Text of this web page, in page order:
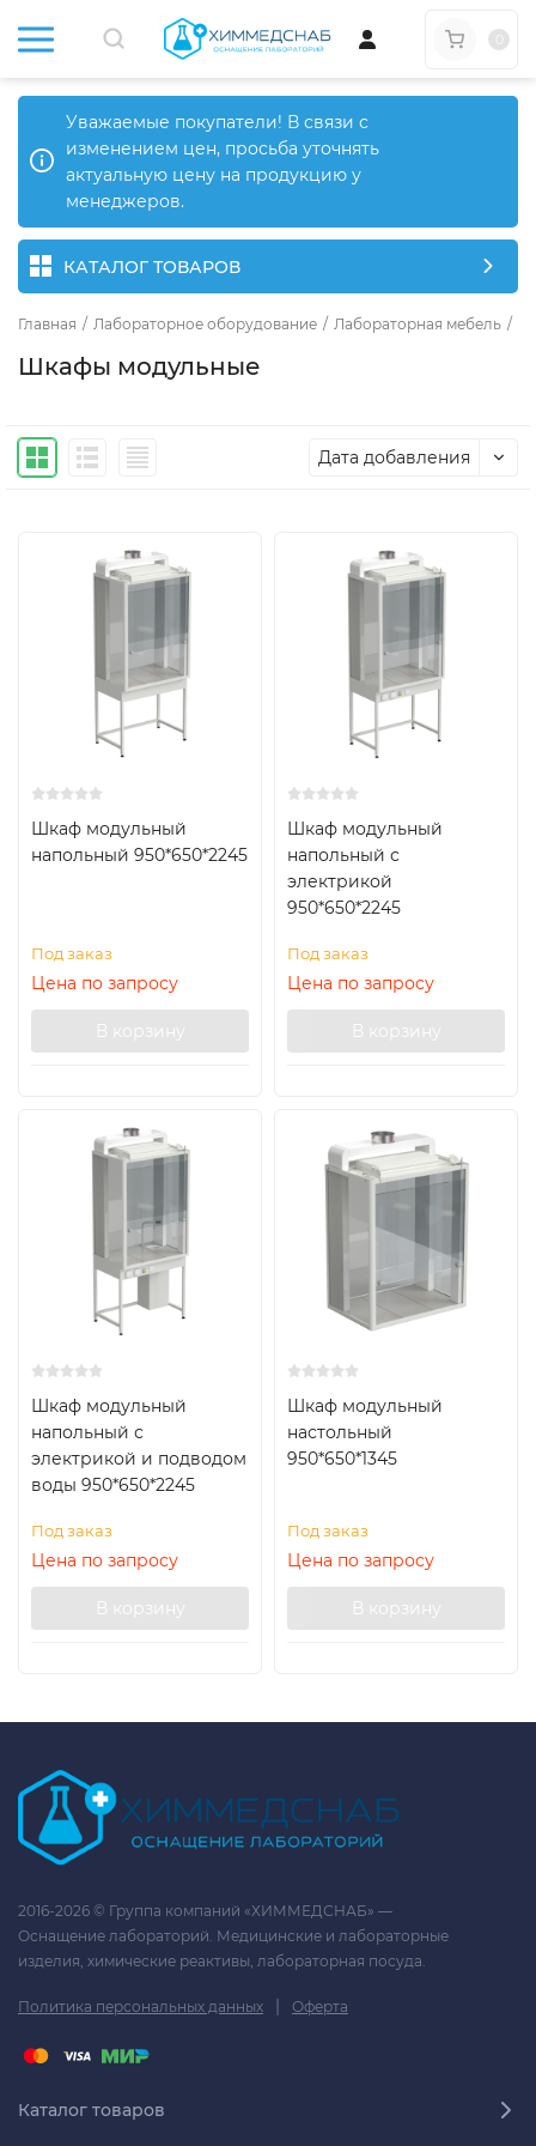
Уважаемые покупатели! В связи с
изменением цен, просьба уточнять
актуальную цену на продукцию у
менеджеров.
КАТАЛОГ ТОВАРОВ
Главная / Лабораторное оборудование / Лабораторная мебель /
Шкафы модульные
Дата добавления
Шкаф модульный
напольный 950*650*2245
Под заказ
Цена по запросу
В корзину
Шкаф модульный
напольный с
электрикой
950*650*2245
Под заказ
Цена по запросу
В корзину
Шкаф модульный
напольный с
электрикой и подводом
воды 950*650*2245
Под заказ
Цена по запросу
В корзину
Шкаф модульный
настольный
950*650*1345
Под заказ
Цена по запросу
В корзину
2016-2026 © Группа компаний «ХИММЕДСНАБ» —
Оснащение лабораторий. Медицинские и лабораторные
изделия, химические реактивы, лабораторная посуда.
Политика персональных данных | Оферта
Каталог товаров